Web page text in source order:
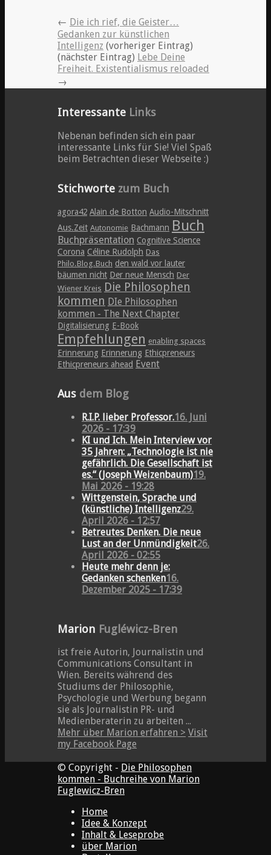
← Die ich rief, die Geister…
Gedanken zur künstlichen
Intelligenz (vorheriger Eintrag)
(nächster Eintrag) Lebe Deine
Freiheit. Existentialismus reloaded
→
Interessante Links
Nebenan befinden sich ein paar
interessante Links für Sie! Viel Spaß
beim Betrachten dieser Webseite :)
Stichworte zum Buch
agora42 Alain de Botton Audio-Mitschnitt
Aus.Zeit Autonomie Bachmann Buch
Buchpräsentation Cognitive Science
Corona Céline Rudolph Das
Philo.Blog.Buch den wald vor lauter
bäumen nicht Der neue Mensch Der
Wiener Kreis Die Philosophen
kommen DIe Philosophen
kommen - The Next Chapter
Digitalisierung E-Book
Empfehlungen enabling spaces
Erinnerung Erinnerung Ethicpreneurs
Ethicpreneurs ahead Event
Aus dem Blog
R.I.P. lieber Professor.16. Juni
2026 - 17:39
KI und Ich. Mein Interview vor
35 Jahren: „Technologie ist nie
gefährlich. Die Gesellschaft ist
es.“ (Joseph Weizenbaum)19.
Mai 2026 - 19:28
Wittgenstein, Sprache und
(künstliche) Intelligenz29.
April 2026 - 12:57
Betreutes Denken. Die neue
Lust an der Unmündigkeit26.
April 2026 - 02:55
Heute mehr denn je:
Gedanken schenken16.
Dezember 2025 - 17:39
Marion Fugléwicz-Bren
ist freie Autorin, Journalistin und
Communications Consultant in
Wien. Bereits während des
Studiums der Philosophie,
Psychologie und Werbung begann
sie als Journalistin PR- und
Medienberaterin zu arbeiten ...
Mehr über Marion erfahren > Visit
my Facebook Page
© Copyright - Die Philosophen
kommen - Buchreihe von Marion
Fuglewicz-Bren
Home
Idee & Konzept
Inhalt & Leseprobe
über Marion